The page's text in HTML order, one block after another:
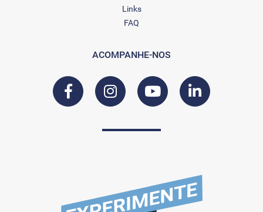
Links
FAQ
ACOMPANHE-NOS